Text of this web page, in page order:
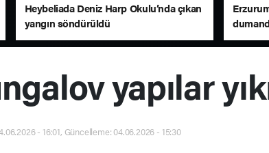
Heybeliada Deniz Harp Okulu’nda çıkan
yangın söndürüldü
yapılar
- 16:01, Güncelleme: 04.06.2026 - 15:30